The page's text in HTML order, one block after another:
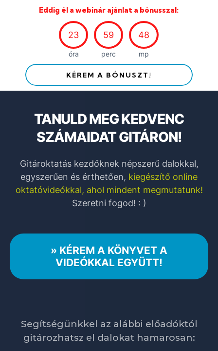
Eddig él a webinár ajánlat a bónusszal:
23
óra
59
perc
47
mp
KÉREM A BÓNUSZT!
TANULD MEG KEDVENC
SZÁMAIDAT GITÁRON!
Gitároktatás kezdőknek népszerű dalokkal,
egyszerűen és érthetően, kiegészítő online
oktatóvideókkal, ahol mindent megmutatunk!
Szeretni fogod! : )
» KÉREM A KÖNYVET A
VIDEÓKKAL EGYÜTT!
Segítségünkkel az alábbi előadóktól
gitározhatsz el dalokat hamarosan: